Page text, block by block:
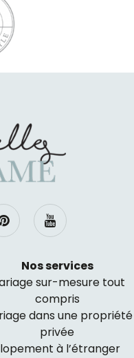
Nos services
sur-mesure tout
compris
dans une propriété
privée
à l’étranger